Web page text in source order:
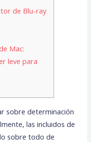
de Blu-ray
Mac:
leve para
sobre determinación
las incluidos de
sobre todo de